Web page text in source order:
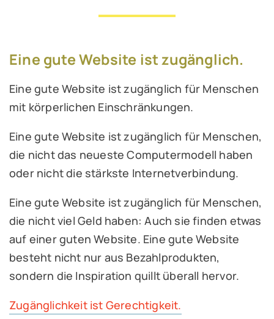
Eine gute Website ist zugänglich.
Eine gute Website ist zugänglich für Menschen
mit körperlichen Einschränkungen.
Eine gute Website ist zugänglich für Menschen,
die nicht das neueste Computermodell haben
oder nicht die stärkste Internetverbindung.
Eine gute Website ist zugänglich für Menschen,
die nicht viel Geld haben: Auch sie finden etwas
auf einer guten Website. Eine gute Website
besteht nicht nur aus Bezahlprodukten,
sondern die Inspiration quillt überall hervor.
Zugänglichkeit ist Gerechtigkeit.